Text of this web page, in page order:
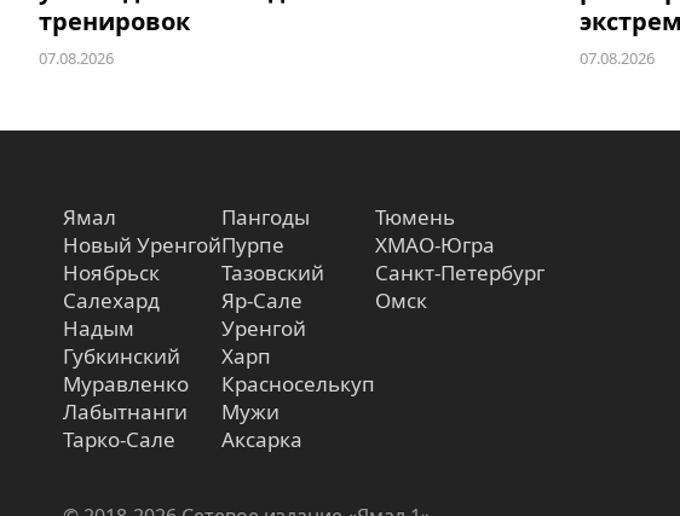
тренировок
07.08.2026 07.08.2026
Ямал
Новый Уренгой
Ноябрьск
Салехард
Надым
Губкинский
Муравленко
Лабытнанги
Тарко-Сале
Пангоды
Пурпе
Тазовский
Яр-Сале
Уренгой
Харп
Красноселькуп
Мужи
Аксарка
Тюмень
ХМАО-Югра
Санкт-Петербург
Омск